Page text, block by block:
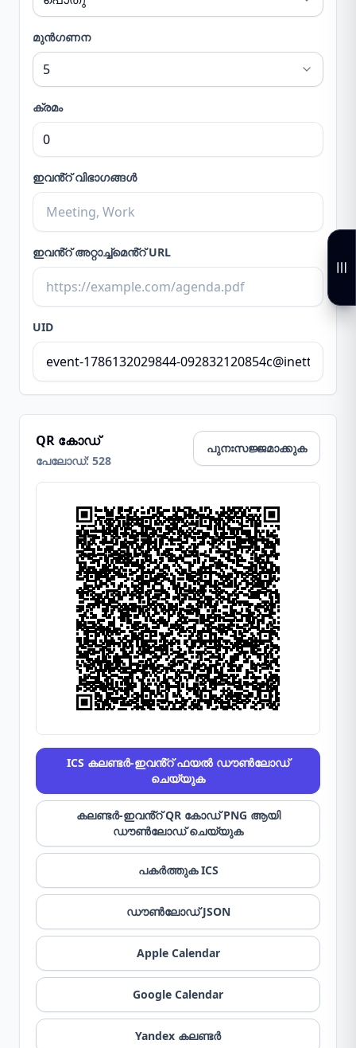
മുൻഗണന
ക്രമം
ഇവൻ്റ് വിഭാഗങ്ങൾ
ഇവൻ്റ് അറ്റാച്ച്മെൻ്റ് URL
UID
QR കോഡ്
പേലോഡ്: 528
പുനഃസജ്ജമാക്കുക
ICS കലണ്ടർ-ഇവൻ്റ് ഫയൽ ഡൗൺലോഡ്
ചെയ്യുക
കലണ്ടർ-ഇവൻ്റ് QR കോഡ് PNG ആയി
ഡൗൺലോഡ് ചെയ്യുക
പകർത്തുക ICS
ഡൗൺലോഡ് JSON
Apple Calendar
Google Calendar
Yandex കലണ്ടർ